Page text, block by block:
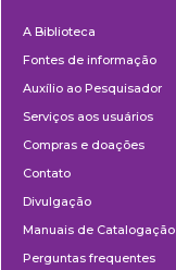
A Biblioteca
Fontes de informação
Auxílio ao Pesquisador
Serviços aos usuários
Compras e doações
Contato
Divulgação
Manuais de Catalogação
Perguntas frequentes